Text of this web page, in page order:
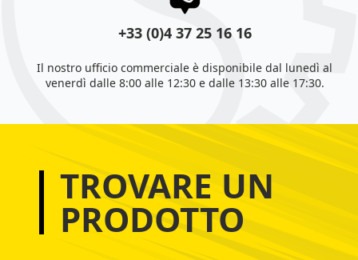
+33 (0)4 37 25 16 16
Il nostro ufficio commerciale è disponibile dal lunedì al
venerdì dalle 8:00 alle 12:30 e dalle 13:30 alle 17:30.
TROVARE UN
PRODOTTO